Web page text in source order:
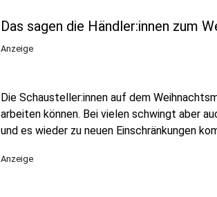
Das sagen die Händler:innen zum
Anzeige
Die Schausteller:innen auf dem
arbeiten können. Bei vielen schwingt aber
und es wieder zu neuen Einschränkungen
Anzeige